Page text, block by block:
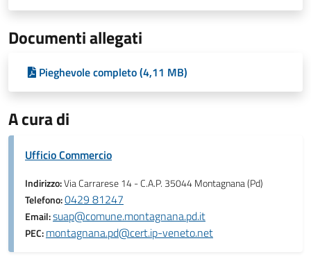
Documenti allegati
Pieghevole completo (4,11 MB)
A cura di
Ufficio Commercio
Indirizzo:Via Carrarese 14 - C.A.P. 35044 Montagnana (Pd)
Telefono:0429 81247
Email:suap@comune.montagnana.pd.it
PEC:montagnana.pd@cert.ip-veneto.net